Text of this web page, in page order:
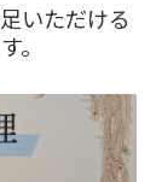
いただける
。